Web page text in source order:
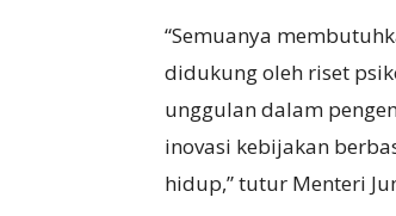
“Semuanya
didukung oleh riset
unggulan dalam
inovasi kebijakan
hidup,” tutur Menteri